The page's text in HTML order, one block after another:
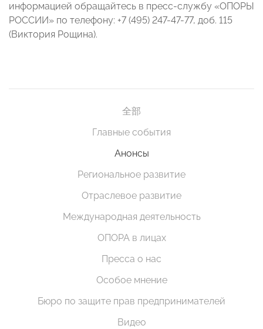
информацией обращайтесь в пресс-службу «ОПОРЫ
РОССИИ» по телефону: +7 (495) 247-47-77, доб. 115
(Виктория Рощина).
全部
Главные события
Анонсы
Региональное развитие
Отраслевое развитие
Международная деятельность
ОПОРА в лицах
Пресса о нас
Особое мнение
Бюро по защите прав предпринимателей
Видео